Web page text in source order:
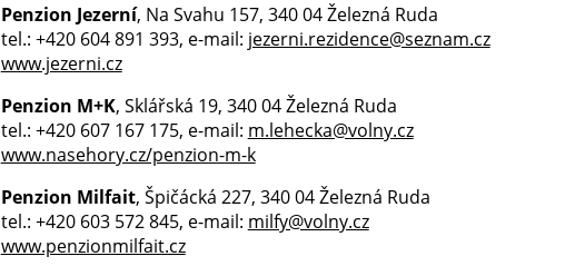
Penzion Jezerní, Na Svahu 157, 340 04 Železná Ruda
tel.: +420 604 891 393, e-mail: jezerni.rezidence@seznam.cz
www.jezerni.cz
Penzion M+K, Sklářská 19, 340 04 Železná Ruda
tel.: +420 607 167 175, e-mail: m.lehecka@volny.cz
www.nasehory.cz/penzion-m-k
Penzion Milfait, Špičácká 227, 340 04 Železná Ruda
tel.: +420 603 572 845, e-mail: milfy@volny.cz
www.penzionmilfait.cz